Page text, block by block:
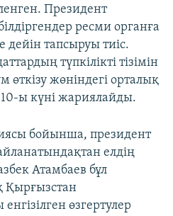
Президент
ресми органға
дейін тапсыруы тиіс.
түпкілікті тізімін
өткізу жөніндегі орталық
ы күні жариялайды.
бойынша, президент
елдің
Атамбаев бұл
Қырғызстан
өзгертулер